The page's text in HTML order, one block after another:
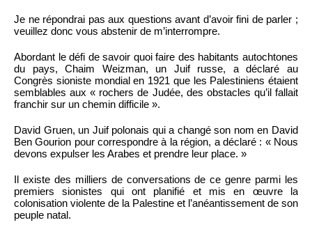
Je ne répondrai pas aux questions avant d’avoir fini de parler ;
veuillez donc vous abstenir de m’interrompre.
Abordant le défi de savoir quoi faire des habitants autochtones
du pays, Chaim Weizman, un Juif russe, a déclaré au
Congrès sioniste mondial en 1921 que les Palestiniens étaient
semblables aux « rochers de Judée, des obstacles qu’il fallait
franchir sur un chemin difficile ».
David Gruen, un Juif polonais qui a changé son nom en David
Ben Gourion pour correspondre à la région, a déclaré : « Nous
devons expulser les Arabes et prendre leur place. »
Il existe des milliers de conversations de ce genre parmi les
premiers sionistes qui ont planifié et mis en œuvre la
colonisation violente de la Palestine et l’anéantissement de son
peuple natal.